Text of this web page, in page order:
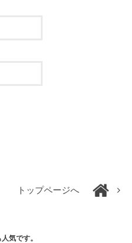
トップページへ
気です。